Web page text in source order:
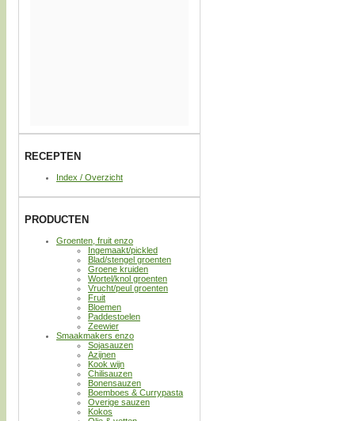
RECEPTEN
Index / Overzicht
PRODUCTEN
Groenten, fruit enzo
Ingemaakt/pickled
Blad/stengel groenten
Groene kruiden
Wortel/knol groenten
Vrucht/peul groenten
Fruit
Bloemen
Paddestoelen
Zeewier
Smaakmakers enzo
Sojasauzen
Azijnen
Kook wijn
Chilisauzen
Bonensauzen
Boemboes & Currypasta
Overige sauzen
Kokos